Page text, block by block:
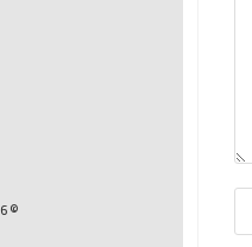
© 2026 Powered by Open-Meteo